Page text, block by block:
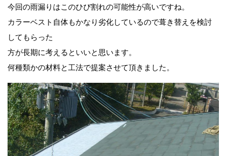
今回の雨漏りはこのひび割れの可能性が高いですね。
カラーベスト自体もかなり劣化しているので葺き替えを検討
してもらった
方が長期に考えるといいと思います。
何種類かの材料と工法で提案させて頂きました。